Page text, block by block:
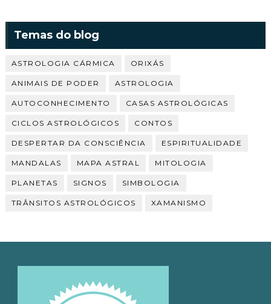
Temas do blog
ASTROLOGIA CÁRMICA ORIXÁS
ANIMAIS DE PODER ASTROLOGIA
AUTOCONHECIMENTO CASAS ASTROLÓGICAS
CICLOS ASTROLÓGICOS CONTOS
DESPERTAR DA CONSCIÊNCIA ESPIRITUALIDADE
MANDALAS MAPA ASTRAL MITOLOGIA
PLANETAS SIGNOS SIMBOLOGIA
TRÂNSITOS ASTROLÓGICOS XAMANISMO